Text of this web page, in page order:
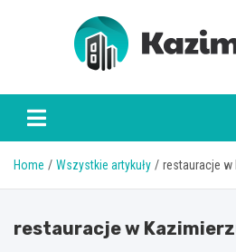
Home Wszystkie artykuły restauracje w
restauracje w